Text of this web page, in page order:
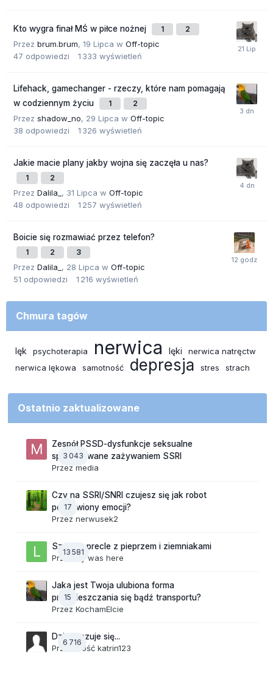
Kto wygra finał MŚ w piłce nożnej 1 2
Przez brum.brum, 19 Lipca w Off-topic
47 odpowiedzi 1 333 wyświetleń
Lifehack, gamechanger - rzeczy, które nam pomagają
w codziennym życiu
1 2
Przez shadow_no, 29 Lipca w Off-topic
38 odpowiedzi 1 326 wyświetleń
Jakie macie plany jakby wojna się zaczęła u nas?
1 2
Przez Dalila_ , 31 Lipca w Off-topic
48 odpowiedzi 1 257 wyświetleń
Boicie się rozmawiać przez telefon?
1 2 3
Przez Dalila_ , 28 Lipca w Off-topic
51 odpowiedzi 1 216 wyświetleń
Chmura tagów
lęk psychoterapia nerwica lęki
nerwica natręctw
nerwica lękowa
samotność depresja stres strach
Ostatnio zaktualizowane
3 043
Zespół PSSD-dysfunkcje seksualne
spowodowane zażywaniem SSRI
Przez media
17
Czy na SSRI/SNRI czujesz się jak robot
pozbawiony emocji?
Przez nerwusek2
13 581
Szalone precle z pieprzem i ziemniakami
Przezlily was here
15
Jaka jest Twoja ulubiona forma
przemieszczania się bądź transportu?
Przez KochamElcie
6 716
Dzisiaj czuje się...
Przez Gość katrin123